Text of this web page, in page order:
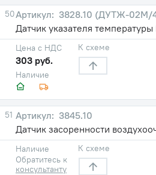
50
3828.10 (ДУТЖ-02М/
Датчик указателя
Наличие
Цена с НДС
303 руб.
К схеме
51
3845.10
Датчик засоренности
Наличие
Обратитесь к
консультанту
К схеме